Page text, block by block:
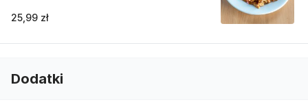
25,99 zł
Dodatki